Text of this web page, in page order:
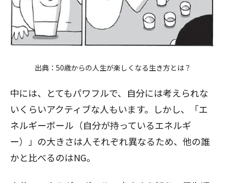
出典： 50歳からの人生が楽しくなる生き方とは？
中には、とてもパワフルで、自分には考えられな
いくらいアクティブな人もいます。しかし、「エ
ネルギーボール（自分が持っているエネルギ
ー）」の大きさは人それぞれ異なるため、他の誰
かと比べるのはNG。